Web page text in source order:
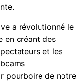
a révolutionné le
en créant des
et les
pourboire de notre